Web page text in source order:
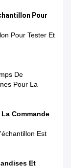
Pour
Pour Tester Et
De
Pour La
Commande
Est
Et